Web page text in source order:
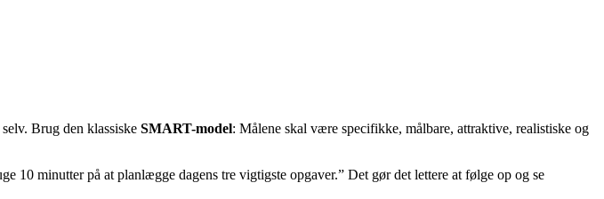
Brug den klassiske SMART-model: Målene skal være specifikke, målbare, attraktive, realistiske og
10 minutter på at planlægge dagens tre vigtigste opgaver.” Det gør det lettere at følge op og se